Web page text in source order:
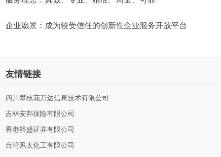
企业愿景：成为较受信任的创新性企业服务开放平台
友情链接
四川攀枝花万达信息技术有限公司
吉林安邦保险有限公司
香港裕盛证券有限公司
台湾系太化工有限公司